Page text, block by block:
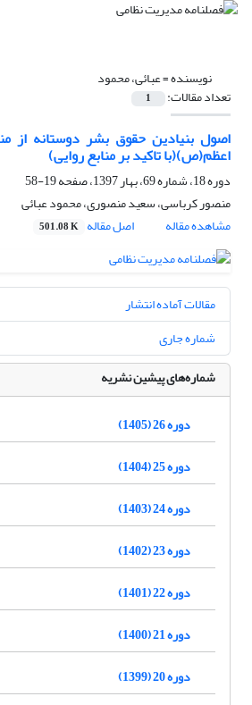
نویسنده =عبائی، محمود
تعداد مقالات: 1
اصول بنیادین حقوق بشر دوستانه از
اعظم(ص)(با تاکید بر منابع روایی)
دوره 18، شماره 69، بهار 1397، صفحه
19-58
منصور کرباسی، سعید منصوری، محمود عبائی
مشاهده مقاله
اصل مقاله 501.08 K
مقالات آماده انتشار
شماره جاری
شماره‌های پیشین نشریه
دوره 26 (1405)
دوره 25 (1404)
دوره 24 (1403)
دوره 23 (1402)
دوره 22 (1401)
دوره 21 (1400)
دوره 20 (1399)